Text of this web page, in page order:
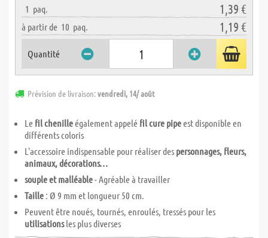
1 paq. 1,39 €
à partir de 10 paq. 1,19 €
Quantité
Prévision de livraison:vendredi, 14/ août
Le fil chenilleégalement appelé fil cure pipeest disponible en
différents coloris
L'accessoire indispensable pour réaliser des personnages, fleurs,
animaux, décorations…
souple et malléable- Agréable à travailler
Taille : Ø 9 mm et longueur 50 cm.
Peuvent être noués, tournés, enroulés, tressés pour les
utilisationsles plus diverses